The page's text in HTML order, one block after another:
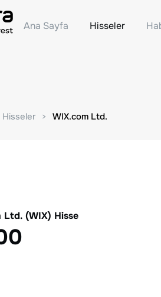
Ana Sayfa Hisseler
Hisseler WIX.com Ltd.
Ltd. (WIX) Hisse